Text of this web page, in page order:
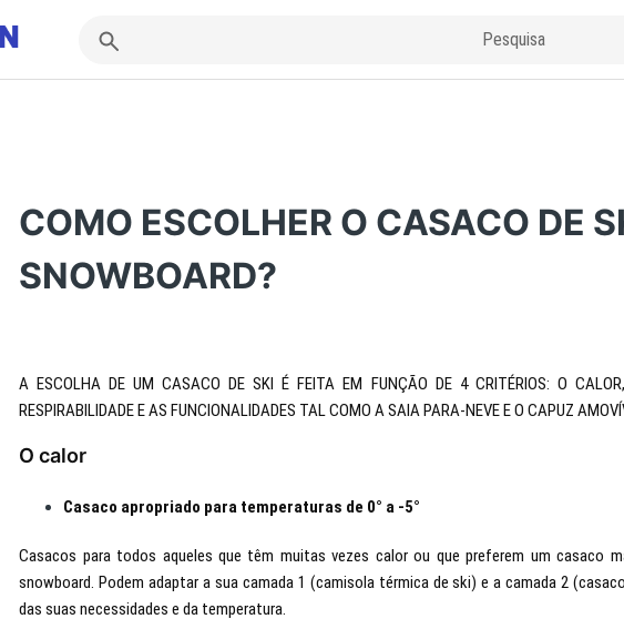
COMO ESCOLHER O CASACO DE
SNOWBOARD?
A ESCOLHA DE UM CASACO DE SKI É FEITA EM FUNÇÃO DE 4 CRITÉRIOS: O
RESPIRABILIDADE E AS FUNCIONALIDADES TAL COMO A SAIA PARA-NEVE E O CAPUZ
O calor
Casaco apropriado para temperaturas de 0° a -5°
Casacos para todos aqueles que têm muitas vezes calor ou que preferem um casaco
snowboard. Podem adaptar a sua camada 1 (camisola térmica de ski) e a camada 2
das suas necessidades e da temperatura.